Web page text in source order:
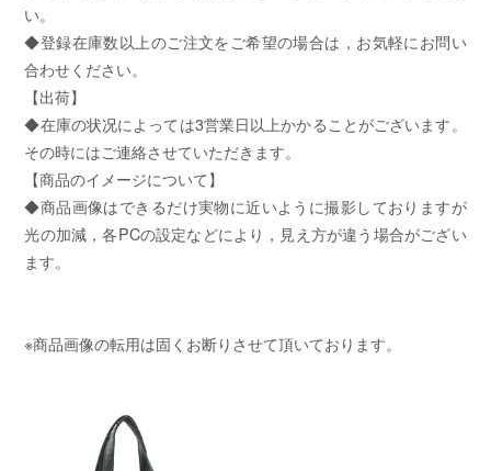
い。
◆登録在庫数以上のご注文をご希望の場合は，お気軽にお問い
合わせください。
【出荷】
◆在庫の状况によっては3営業日以上かかることがございます。
その時にはご連絡させていただきます。
【商品のイメージについて】
◆商品画像はできるだけ実物に近いように撮影しておりますが
光の加減，各PCの設定などにより，見え方が違う場合がござい
ます。
※商品画像の転用は固くお断りさせて頂いております。